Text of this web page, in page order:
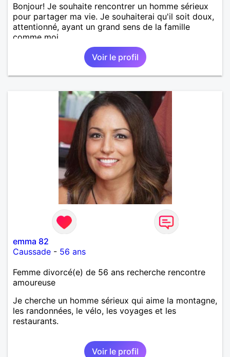
Bonjour! Je souhaite rencontrer un homme sérieux
pour partager ma vie. Je souhaiterai qu'il soit doux,
attentionné, ayant un grand sens de la famille
comme moi.
Voir le profil
emma 82
Caussade - 56 ans
Femme divorcé(e) de 56 ans recherche rencontre
amoureuse
Je cherche un homme sérieux qui aime la montagne,
les randonnées, le vélo, les voyages et les
restaurants.
Voir le profil